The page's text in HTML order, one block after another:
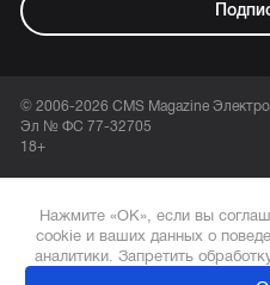
© 2006-2026 CMS Magazine
Эл № ФС 77-32705
18+
Нажмите «ОК», если вы
cookie и ваших данных о
аналитики. Запретить